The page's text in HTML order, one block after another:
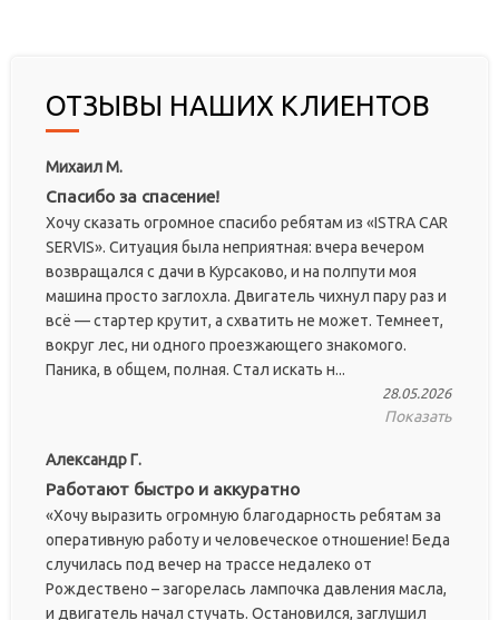
ОТЗЫВЫ НАШИХ КЛИЕНТОВ
Михаил М.
Спасибо за спасение!
Хочу сказать огромное спасибо ребятам из «ISTRA CAR
SERVIS». Ситуация была неприятная: вчера вечером
возвращался с дачи в Курсаково, и на полпути моя
машина просто заглохла. Двигатель чихнул пару раз и
всё — стартер крутит, а схватить не может. Темнеет,
вокруг лес, ни одного проезжающего знакомого.
Паника, в общем, полная. Стал искать н...
28.05.2026
Показать
Александр Г.
Работают быстро и аккуратно
«Хочу выразить огромную благодарность ребятам за
оперативную работу и человеческое отношение! Беда
случилась под вечер на трассе недалеко от
Рождествено – загорелась лампочка давления масла,
и двигатель начал стучать. Остановился, заглушил